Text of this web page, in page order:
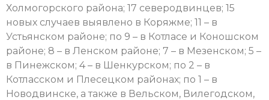
Холмогорского района; 17 северодвинцев; 15
новых случаев выявлено в Коряжме; 11 – в
Устьянском районе; по 9 – в Котласе и Коношском
районе; 8 – в Ленском районе; 7 – в Мезенском; 5 –
в Пинежском; 4 – в Шенкурском; по 2 – в
Котласском и Плесецком районах; по 1 – в
Новодвинске, а также в Вельском, Вилегодском,